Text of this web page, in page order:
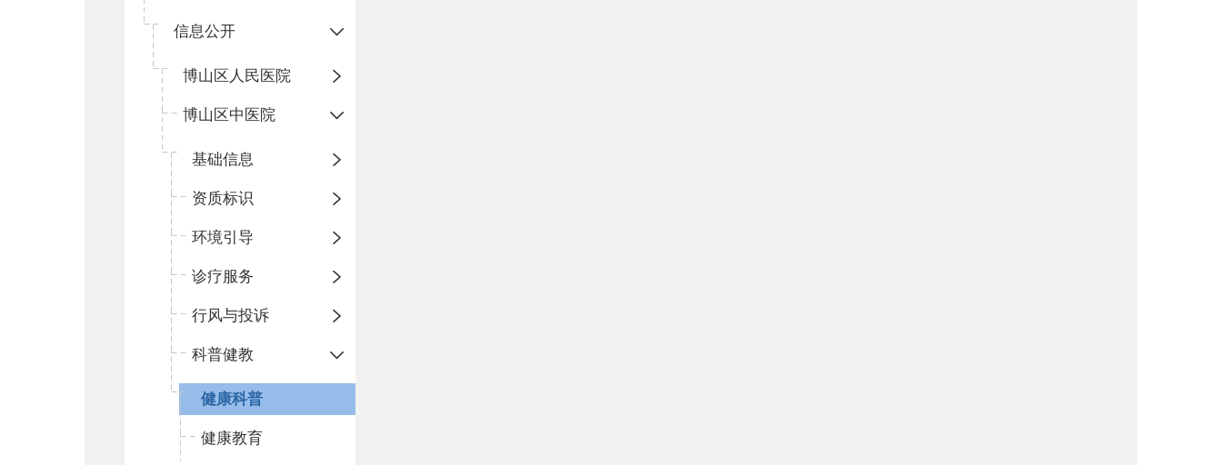
信息公开
​博山区人民医院
博山区中医院
基础信息
资质标识
环境引导
诊疗服务
行风与投诉
科普健教
健康科普
健康教育